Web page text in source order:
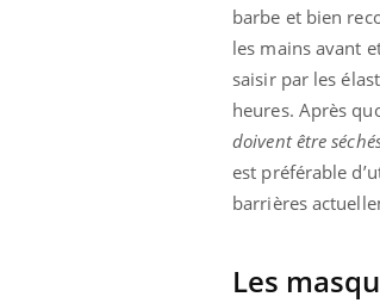
barbe et bien
les mains avant
saisir par les
heures. Après
doivent être
est préférable
barrières
Les